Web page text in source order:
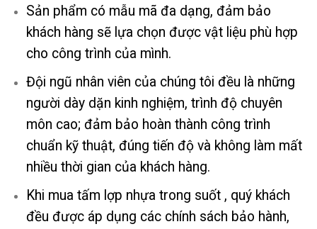
Sản phẩm có mẫu mã đa dạng, đảm bảo
khách hàng sẽ lựa chọn được vật liệu phù hợp
cho công trình của mình.
Đội ngũ nhân viên của chúng tôi đều là những
người dày dặn kinh nghiệm, trình độ chuyên
môn cao; đảm bảo hoàn thành công trình
chuẩn kỹ thuật, đúng tiến độ và không làm mất
nhiều thời gian của khách hàng.
Khi mua tấm lợp nhựa trong suốt , quý khách
đều được áp dụng các chính sách bảo hành,